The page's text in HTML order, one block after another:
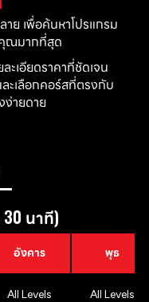
าย เพื่อค้นหาโปรแกรม
คุณมากที่สุด
ะเอียดราคาที่ชัดเจน
ะเลือกคอร์สที่ตรงกับ
ง่ายดาย
นาที)
อังคาร พุธ
All Levels All Levels